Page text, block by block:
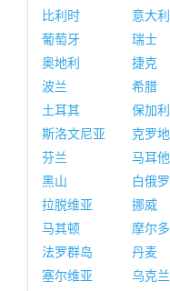
比利时
意大利
葡萄牙
瑞士
奥地利
捷克
波兰
希腊
土耳其
保加
斯洛文尼亚
克罗
芬兰
马耳他
黑山
白俄
拉脱维亚
挪威
马其顿
摩尔
法罗群岛
丹麦
塞尔维亚
乌克兰